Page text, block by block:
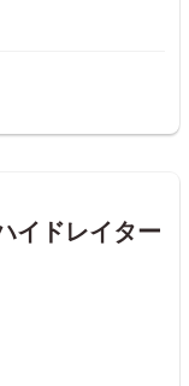
イドレイター